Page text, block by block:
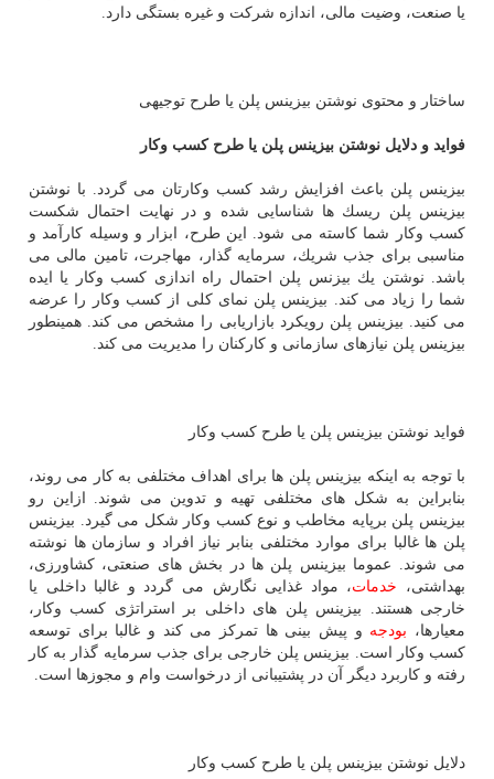
یا صنعت، وضیت مالی، اندازه شركت و غیره بستگی دارد.
ساختار و محتوی نوشتن بیزینس پلن یا طرح توجیهی
فواید و دلایل نوشتن بیزینس پلن یا طرح كسب وكار
بیزینس پلن باعث افزایش رشد كسب وكارتان می گردد. با نوشتن
بیزینس پلن ریسك ها شناسایی شده و در نهایت احتمال شكست
كسب وكار شما كاسته می شود. این طرح، ابزار و وسیله كارآمد و
مناسبی برای جذب شریك، سرمایه گذار، مهاجرت، تامین مالی می
باشد. نوشتن یك بیزنس پلن احتمال راه اندازی كسب وكار یا ایده
شما را زیاد می كند. بیزینس پلن نمای كلی از كسب وكار را عرضه
می كنید. بیزینس پلن رویكرد بازاریابی را مشخص می كند. همینطور
بیزینس پلن نیازهای سازمانی و كاركنان را مدیریت می كند.
فواید نوشتن بیزینس پلن یا طرح كسب وكار
با توجه به اینكه بیزینس پلن ها برای اهداف مختلفی به كار می روند،
بنابراین به شكل های مختلفی تهیه و تدوین می شوند. ازاین رو
بیزینس پلن برپایه مخاطب و نوع كسب وكار شكل می گیرد. بیزینس
پلن ها غالبا برای موارد مختلفی بنابر نیاز افراد و سازمان ها نوشته
می شوند. عموما بیزینس پلن ها در بخش های صنعتی، كشاورزی،
بهداشتی، خدمات، مواد غذایی نگارش می گردد و غالبا داخلی یا
خارجی هستند. بیزینس پلن های داخلی بر استراتژی كسب وكار،
معیارها، بودجه و پیش بینی ها تمركز می كند و غالبا برای توسعه
كسب وكار است. بیزینس پلن خارجی برای جذب سرمایه گذار به كار
رفته و كاربرد دیگر آن در پشتیبانی از درخواست وام و مجوزها است.
دلایل نوشتن بیزینس پلن یا طرح كسب وكار